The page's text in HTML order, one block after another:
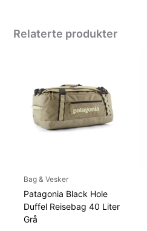
Relaterte produkter
Bag & Vesker
Patagonia Black Hole
Duffel Reisebag 40 Liter
Grå